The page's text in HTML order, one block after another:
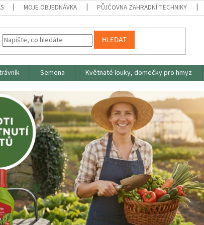
MOJE OBJEDNÁVKA PŮJČOVNA ZAHRADNÍ TECHNIKY
HLEDAT
Semena Květnaté louky, domečky pro hmyz